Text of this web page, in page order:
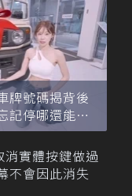
牌號碼揭背後
記停哪還能幫
實體按鍵做過
會因此消失